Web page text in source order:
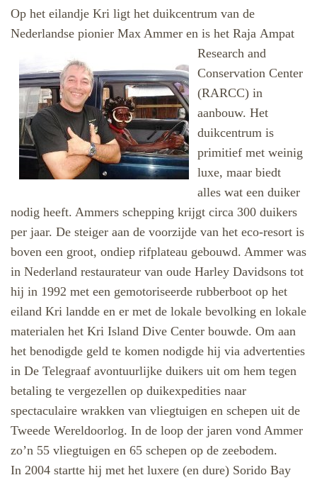
Op het eilandje Kri ligt het duikcentrum van de
Nederlandse pionier Max Ammer en is het Raja Ampat
Research and
Conservation Center
(RARCC) in
aanbouw. Het
duikcentrum is
primitief met weinig
luxe, maar biedt
alles wat een duiker
nodig heeft. Ammers schepping krijgt circa 300 duikers
per jaar. De steiger aan de voorzijde van het eco-resort is
boven een groot, ondiep rifplateau gebouwd. Ammer was
in Nederland restaurateur van oude Harley Davidsons tot
hij in 1992 met een gemotoriseerde rubberboot op het
eiland Kri landde en er met de lokale bevolking en lokale
materialen het Kri Island Dive Center bouwde. Om aan
het benodigde geld te komen nodigde hij via advertenties
in De Telegraaf avontuurlijke duikers uit om hem tegen
betaling te vergezellen op duikexpedities naar
spectaculaire wrakken van vliegtuigen en schepen uit de
Tweede Wereldoorlog. In de loop der jaren vond Ammer
zo’n 55 vliegtuigen en 65 schepen op de zeebodem.
In 2004 startte hij met het luxere (en dure) Sorido Bay